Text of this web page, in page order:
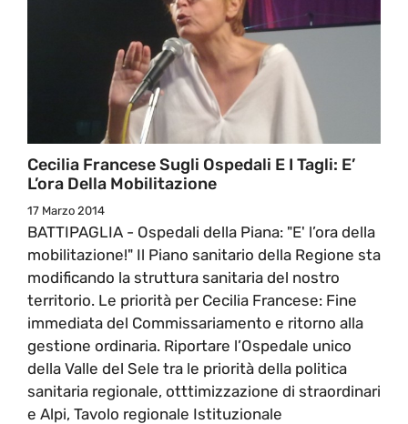
Cecilia Francese Sugli Ospedali E I Tagli: E’
L’ora Della Mobilitazione
17 Marzo 2014
BATTIPAGLIA - Ospedali della Piana: "E' l’ora della
mobilitazione!" Il Piano sanitario della Regione sta
modificando la struttura sanitaria del nostro
territorio. Le priorità per Cecilia Francese: Fine
immediata del Commissariamento e ritorno alla
gestione ordinaria. Riportare l’Ospedale unico
della Valle del Sele tra le priorità della politica
sanitaria regionale, otttimizzazione di straordinari
e Alpi, Tavolo regionale Istituzionale